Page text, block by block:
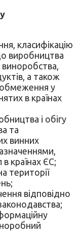
класифікацію
виробництва
а також
обмеження у
в країнах
і обігу
та
винних
в країнах ЄС;
території
відповідно